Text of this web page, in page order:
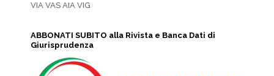
VIA VAS AIA VIG
ABBONATI SUBITO alla Rivista e Banca Dati di
Giurisprudenza